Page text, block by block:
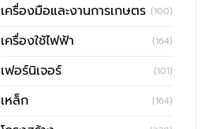
เครื่องมือและงานการเกษตร (100)
เครื่องใช้ไฟฟ้า (164)
เฟอร์นิเจอร์ (101)
เหล็ก (164)